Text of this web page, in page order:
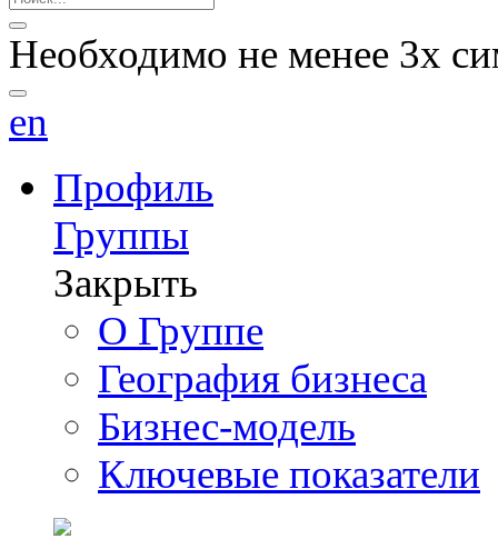
Необходимо не менее 3х
en
Профиль
Группы
Закрыть
О Группе
География бизнеса
Бизнес-модель
Ключевые показатели